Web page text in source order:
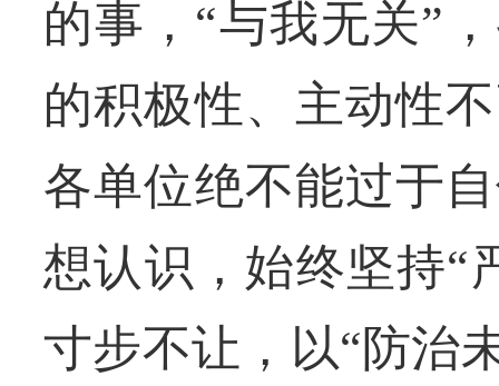
的事，“与我无关”
的积极性、主动性
各单位绝不能过于
想认识，始终坚持“
寸步不让，以“防治